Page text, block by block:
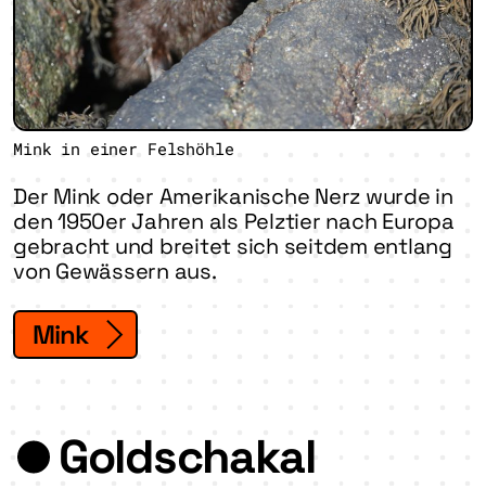
Mink in einer Felshöhle
Der Mink oder Amerikanische Nerz wurde in
den 1950er Jahren als Pelztier nach Europa
gebracht und breitet sich seitdem entlang
von Gewässern aus.
Mink
Goldschakal